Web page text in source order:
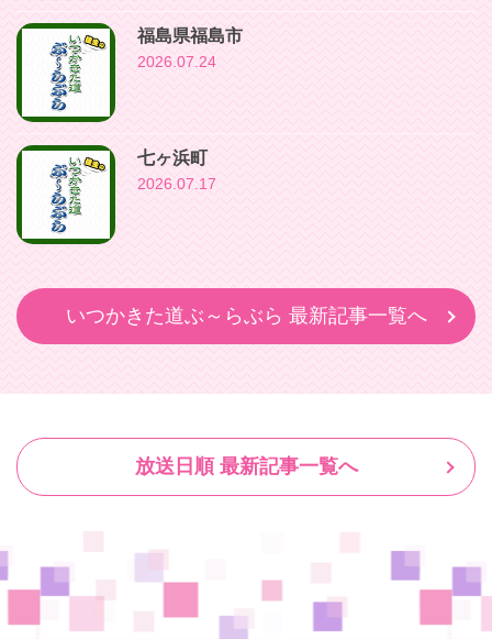
福島県福島市
2026.07.24
七ヶ浜町
2026.07.17
いつかきた道ぶ～らぶら 最新記事一覧へ
放送日順 最新記事一覧へ